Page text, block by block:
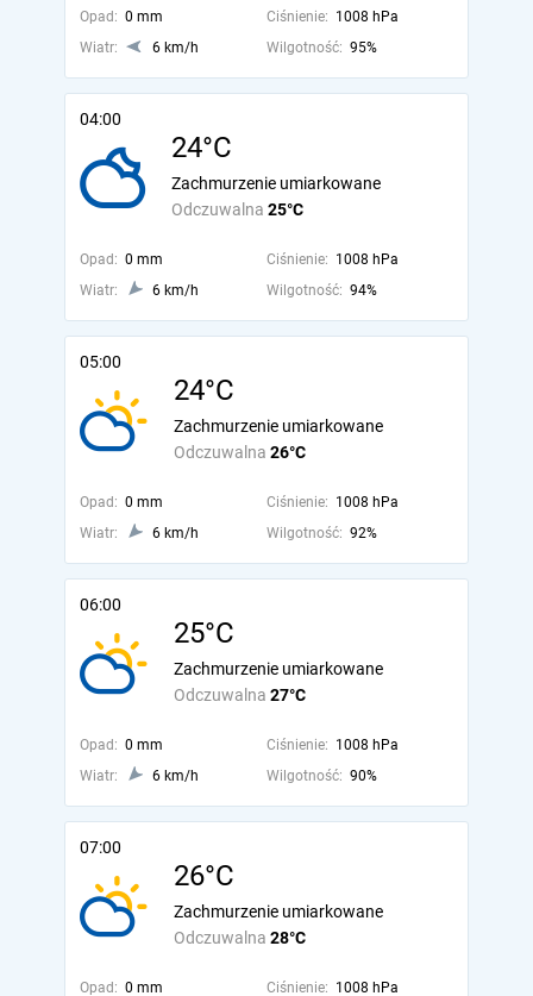
Opad: 0 mm Ciśnienie: 1008 hPa
Wiatr:
6 km/h Wilgotność: 95%
04:00
24°C
Odczuwalna 25°C
Zachmurzenie umiarkowane
Opad: 0 mm Ciśnienie: 1008 hPa
Wiatr:
6 km/h Wilgotność: 94%
05:00
24°C
Odczuwalna 26°C
Zachmurzenie umiarkowane
Opad: 0 mm Ciśnienie: 1008 hPa
Wiatr:
6 km/h Wilgotność: 92%
06:00
25°C
Odczuwalna 27°C
Zachmurzenie umiarkowane
Opad: 0 mm Ciśnienie: 1008 hPa
Wiatr:
6 km/h Wilgotność: 90%
07:00
26°C
Odczuwalna 28°C
Zachmurzenie umiarkowane
Opad: 0 mm Ciśnienie: 1008 hPa